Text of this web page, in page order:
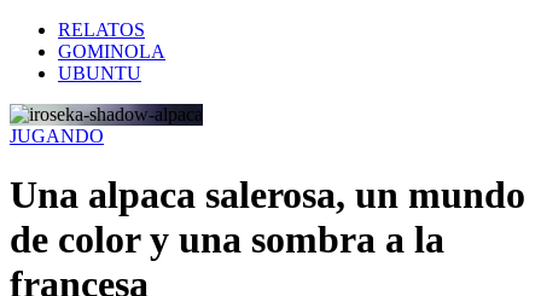
RELATOS
GOMINOLA
UBUNTU
JUGANDO
Una alpaca salerosa, un mundo
de color y una sombra a la
francesa